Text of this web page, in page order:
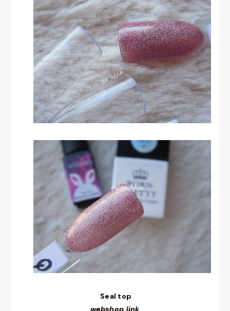
Seal top
webshop link